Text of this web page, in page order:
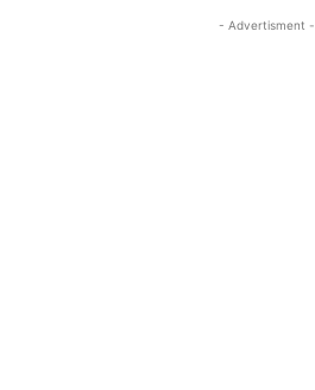
- Advertisment -